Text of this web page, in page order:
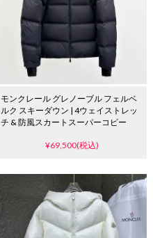
モンクレール グレノーブル フェルベ
ルク スキーダウン | 4ウェイストレッ
チ & 防風スカートスーパーコピー
¥69,500(税込)